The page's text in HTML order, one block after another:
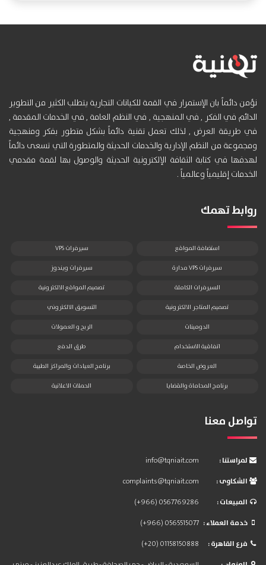
نؤمن دائماً بان الإستمرار في القمة للكيانات التجارية يتطلب الكثير من التطوير
الدائم في الفكر , في المنهجية , في النظم العامة , في الخدمات المقدمة ,
في طريقة العرض , لذلك تعمل تقنية دائماً بشكل متطور بفكر ومنهجية
ومجموعة من النظم الإدارية والخدمات الحديثة والمتطورة التي تسعى دائماً
لهدفها في كتابة الثقافة الإلكترونية الحديثة والوصول بها لقمة مقدمي
الخدمات إقليمياً وعالمياً .
روابط تهمك
استضافة المواقع سيرفرات VPS
سيرفرات VPS مدارة سيرفرات ويندوز
السيرفرات الكاملة تصميم المواقع الالكترونية
تصميم المتاجر الالكترونية التسويق الالكتروني
الدومينات الربح و العمولات
اتفاقية الاستخدام طرق الدفع
العروض الخاصة برنامج العيادات والمراكز الطبية
برنامج المحاماة والقضايا الحملات الاعلانية
تواصل معنا
: لمراستنا
info@tqniait.com
: الشكاوى
complaints@tqniait.com
: المبيعات
(+966) 0567769286
: خدمة العملاء
(+966) 0565515077
: فرع القاهرة
(+20) 01158150888